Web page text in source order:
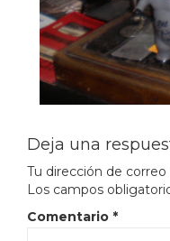
Deja una
Tu dirección de
Los campos
Comentario *